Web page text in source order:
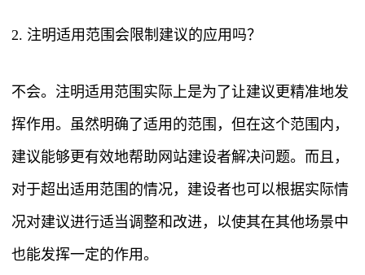
2. 注明适用范围会限制建议的应用吗？
不会。注明适用范围实际上是为了让建议更精准地发
挥作用。虽然明确了适用的范围，但在这个范围内，
建议能够更有效地帮助网站建设者解决问题。而且，
对于超出适用范围的情况，建设者也可以根据实际情
况对建议进行适当调整和改进，以使其在其他场景中
也能发挥一定的作用。